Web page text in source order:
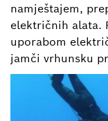
namještajem,
električnih alata.
uporabom
jamči vrhunsku